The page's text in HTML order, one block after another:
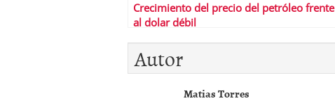
Crecimiento del precio del petróleo frente
al dolar débil
Autor
Matias Torres